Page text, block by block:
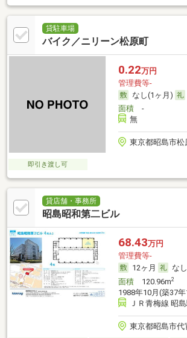
貸駐車場
バイク／ニリーン松原町
0.22万円
管理費等-
なし(1ヶ月)
面積-
無
東京都昭島市松
即引き渡し可
貸店舗・事務所
昭島昭和第二ビル
68.43万円
管理費等-
12ヶ月
なし
面積120.96m2
1988年10月(築37
ＪＲ青梅線 昭
東京都昭島市代